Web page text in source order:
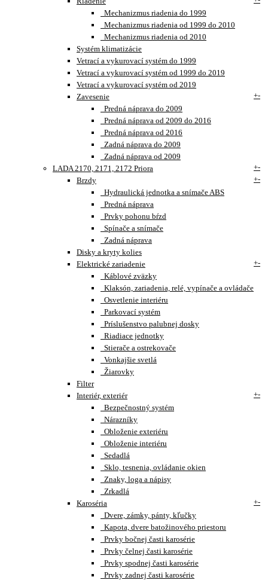
Mechanizmus riadenia do 1999
Mechanizmus riadenia od 1999 do 2010
Mechanizmus riadenia od 2010
Systém klimatizácie
Vetrací a vykurovací systém do 1999
Vetrací a vykurovací systém od 1999 do 2019
Vetrací a vykurovací systém od 2019
Zavesenie
+-
Predná náprava do 2009
Predná náprava od 2009 do 2016
Predná náprava od 2016
Zadná náprava do 2009
Zadná náprava od 2009
LADA 2170, 2171, 2172 Priora
+-
Brzdy
+-
Hydraulická jednotka a snímače ABS
Predná náprava
Prvky pohonu bŕzd
Spínače a snímače
Zadná náprava
Disky a kryty kolies
Elektrické zariadenie
+-
Káblové zväzky
Klaksón, zariadenia, relé, vypínače a ovládače
Osvetlenie interiéru
Parkovací systém
Príslušenstvo palubnej dosky
Riadiace jednotky
Stierače a ostrekovače
Vonkajšie svetlá
Žiarovky
Filter
Interiér, exteriér
+-
Bezpečnostný systém
Nárazníky
Obloženie exteriéru
Obloženie interiéru
Sedadlá
Sklo, tesnenia, ovládanie okien
Znaky, loga a nápisy
Zrkadlá
Karoséria
+-
Dvere, zámky, pánty, kľučky
Kapota, dvere batožinového priestoru
Prvky bočnej časti karosérie
Prvky čelnej časti karosérie
Prvky spodnej časti karosérie
Prvky zadnej časti karosérie